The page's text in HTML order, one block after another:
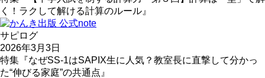
く！ラクして解ける計算のルール』
サピログ
2026年3月3日
特集『なぜSS-1はSAPIX生に人気？教室長に直撃して分かっ
た“伸びる家庭”の共通点』